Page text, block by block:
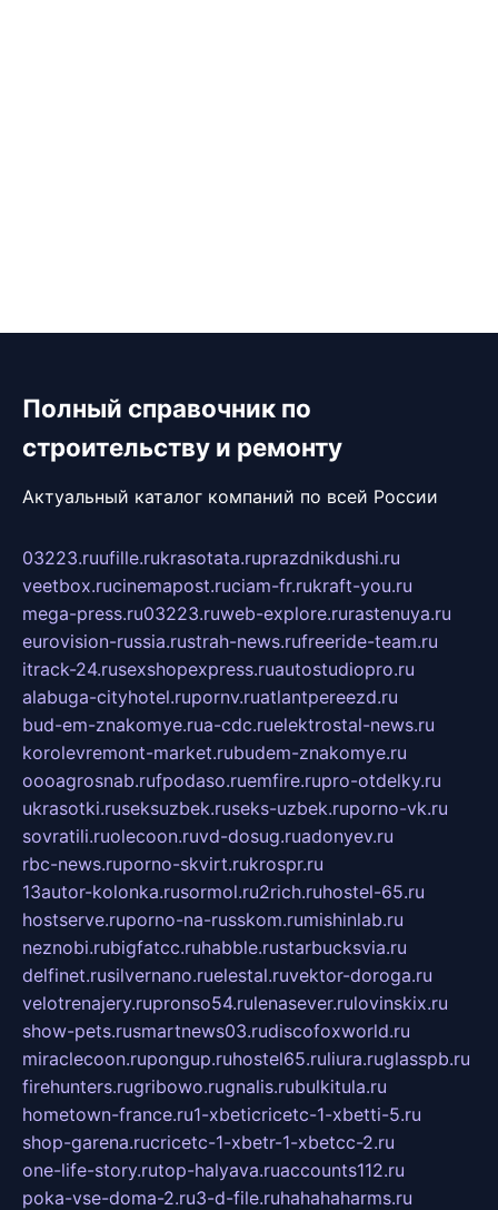
Полный справочник по
строительству и ремонту
Актуальный каталог компаний по всей России
03223.ruufille.rukrasotata.ruprazdnikdushi.ru
veetbox.rucinemapost.ruciam-fr.rukraft-you.ru
mega-press.ru03223.ruweb-explore.rurastenuya.ru
eurovision-russia.rustrah-news.rufreeride-team.ru
itrack-24.rusexshopexpress.ruautostudiopro.ru
alabuga-cityhotel.rupornv.ruatlantpereezd.ru
bud-em-znakomye.rua-cdc.ruelektrostal-news.ru
korolevremont-market.rubudem-znakomye.ru
oooagrosnab.rufpodaso.ruemfire.rupro-otdelky.ru
ukrasotki.ruseksuzbek.ruseks-uzbek.ruporno-vk.ru
sovratili.ruolecoon.ruvd-dosug.ruadonyev.ru
rbc-news.ruporno-skvirt.rukrospr.ru
13autor-kolonka.rusormol.ru2rich.ruhostel-65.ru
hostserve.ruporno-na-russkom.rumishinlab.ru
neznobi.rubigfatcc.ruhabble.rustarbucksvia.ru
delfinet.rusilvernano.ruelestal.ruvektor-doroga.ru
velotrenajery.rupronso54.rulenasever.rulovinskix.ru
show-pets.rusmartnews03.rudiscofoxworld.ru
miraclecoon.rupongup.ruhostel65.ruliura.ruglasspb.ru
firehunters.rugribowo.rugnalis.rubulkitula.ru
hometown-france.ru1-xbeticricetc-1-xbetti-5.ru
shop-garena.rucricetc-1-xbetr-1-xbetcc-2.ru
one-life-story.rutop-halyava.ruaccounts112.ru
poka-vse-doma-2.ru3-d-file.ruhahahaharms.ru